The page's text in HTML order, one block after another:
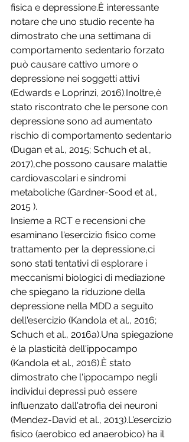
fisica e depressione.È interessante
notare che uno studio recente ha
dimostrato che una settimana di
comportamento sedentario forzato
può causare cattivo umore o
depressione nei soggetti attivi
(Edwards e Loprinzi, 2016).Inoltre,è
stato riscontrato che le persone con
depressione sono ad aumentato
rischio di comportamento sedentario
(Dugan et al., 2015; Schuch et al.,
2017),che possono causare malattie
cardiovascolari e sindromi
metaboliche (Gardner-Sood et al.,
2015 ).
Insieme a RCT e recensioni che
esaminano l'esercizio fisico come
trattamento per la depressione,ci
sono stati tentativi di esplorare i
meccanismi biologici di mediazione
che spiegano la riduzione della
depressione nella MDD a seguito
dell'esercizio (Kandola et al., 2016;
Schuch et al., 2016a).Una spiegazione
è la plasticità dell'ippocampo
(Kandola et al., 2016).È stato
dimostrato che l'ippocampo negli
individui depressi può essere
influenzato dall'atrofia dei neuroni
(Mendez-David et al., 2013).L'esercizio
fisico (aerobico ed anaerobico) ha il